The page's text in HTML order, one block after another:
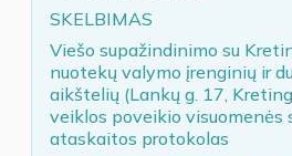
SKELBIMAS
Viešo supažindinimo su
nuotekų valymo įrenginių ir
aikštelių (Lankų g. 17,
veiklos poveikio
ataskaitos protokolas